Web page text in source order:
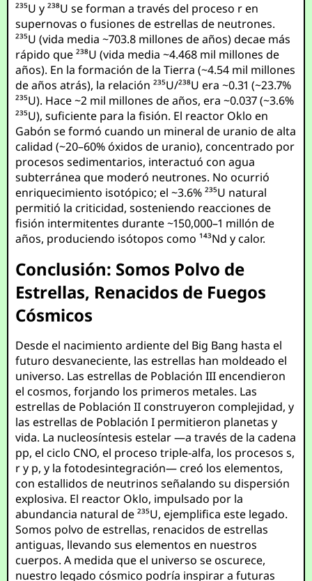
²³⁵U y ²³⁸U se forman a través del proceso r en
supernovas o fusiones de estrellas de neutrones.
²³⁵U (vida media ~703.8 millones de años) decae más
rápido que ²³⁸U (vida media ~4.468 mil millones de
años). En la formación de la Tierra (~4.54 mil millones
de años atrás), la relación ²³⁵U/²³⁸U era ~0.31 (~23.7%
²³⁵U). Hace ~2 mil millones de años, era ~0.037 (~3.6%
²³⁵U), suficiente para la fisión. El reactor Oklo en
Gabón se formó cuando un mineral de uranio de alta
calidad (~20–60% óxidos de uranio), concentrado por
procesos sedimentarios, interactuó con agua
subterránea que moderó neutrones. No ocurrió
enriquecimiento isotópico; el ~3.6% ²³⁵U natural
permitió la criticidad, sosteniendo reacciones de
fisión intermitentes durante ~150,000–1 millón de
años, produciendo isótopos como ¹⁴³Nd y calor.
Conclusión: Somos Polvo de
Estrellas, Renacidos de Fuegos
Cósmicos
Desde el nacimiento ardiente del Big Bang hasta el
futuro desvaneciente, las estrellas han moldeado el
universo. Las estrellas de Población III encendieron
el cosmos, forjando los primeros metales. Las
estrellas de Población II construyeron complejidad, y
las estrellas de Población I permitieron planetas y
vida. La nucleosíntesis estelar —a través de la cadena
pp, el ciclo CNO, el proceso triple-alfa, los procesos s,
r y p, y la fotodesintegración— creó los elementos,
con estallidos de neutrinos señalando su dispersión
explosiva. El reactor Oklo, impulsado por la
abundancia natural de ²³⁵U, ejemplifica este legado.
Somos polvo de estrellas, renacidos de estrellas
antiguas, llevando sus elementos en nuestros
cuerpos. A medida que el universo se oscurece,
nuestro legado cósmico podría inspirar a futuras